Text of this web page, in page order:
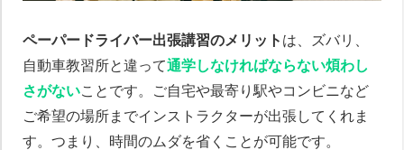
ペーパードライバー出張講習のメリット は、ズバリ、
自動車教習所と違って通学しなければならない煩わし
さがないことです。ご自宅や最寄り駅やコンビニなど
ご希望の場所までインストラクターが出張してくれま
す。つまり、時間のムダを省くことが可能です。